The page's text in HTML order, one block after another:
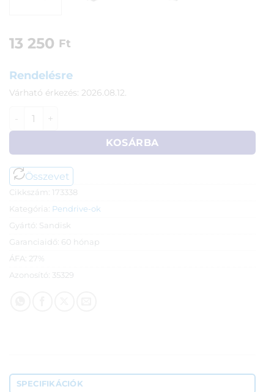
13 250 Ft
Rendelésre
Várható érkezés: 2026.08.12.
KOSÁRBA
Összevet
Cikkszám: 173338
Kategória: Pendrive-ok
Gyártó: Sandisk
Garanciaidő: 60 hónap
ÁFA: 27%
Azonosító: 35329
SPECIFIKÁCIÓK